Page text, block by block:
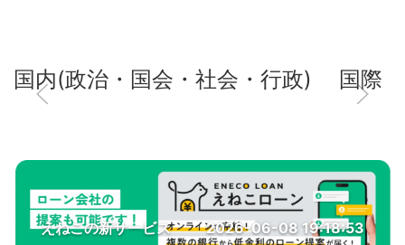
国内(政治・国会・社会・行政) 国際
えねこの新サービス 2026-06-08 19:18:53